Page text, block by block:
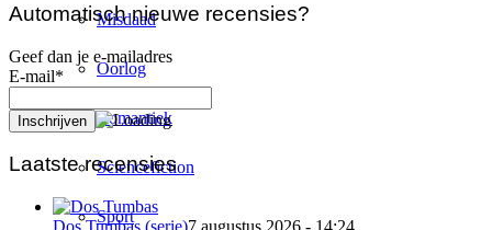
Misdaad
Oorlog
Romantiek
Sciencefiction
Sport
Automatisch nieuwe recensies?
Geef dan je e-mailadres
E-mail*
Laatste recensies